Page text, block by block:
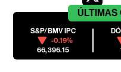
ÚLTIMAS
S&P/BMV IPC
-0.19%
66,396.15